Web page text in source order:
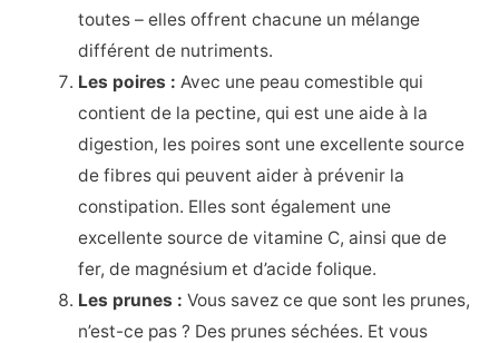
toutes – elles offrent chacune un mélange
différent de nutriments.
Les poires : Avec une peau comestible qui
contient de la pectine, qui est une aide à la
digestion, les poires sont une excellente source
de fibres qui peuvent aider à prévenir la
constipation. Elles sont également une
excellente source de vitamine C, ainsi que de
fer, de magnésium et d’acide folique.
Les prunes : Vous savez ce que sont les prunes,
n’est-ce pas ? Des prunes séchées. Et vous